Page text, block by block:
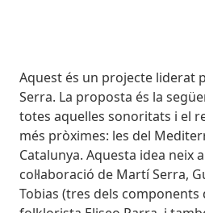
Body
Aquest és un projecte liderat
Serra. La proposta és la
totes aquelles sonoritats i el
més pròximes: les del
Catalunya. Aquesta idea neix
col·laboració de Martí Serra,
Tobias (tres dels components